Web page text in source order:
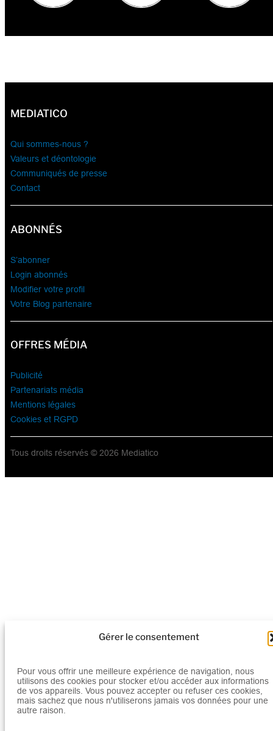
Gérer le consentement
Pour vous offrir une meilleure expérience de navigation, nous
utilisons des cookies pour stocker et/ou accéder aux informations
de vos appareils. Vous pouvez accepter ou refuser ces cookies,
mais sachez que nous n'utiliserons jamais vos données pour une
autre raison.
Qui sommes-nous ?
Valeurs et déontologie
Communiqués de presse
Contact
S’abonner
Login abonnés
Modifier votre profil
Votre Blog partenaire
Publicité
Partenariats média
Mentions légales
Cookies et RGPD